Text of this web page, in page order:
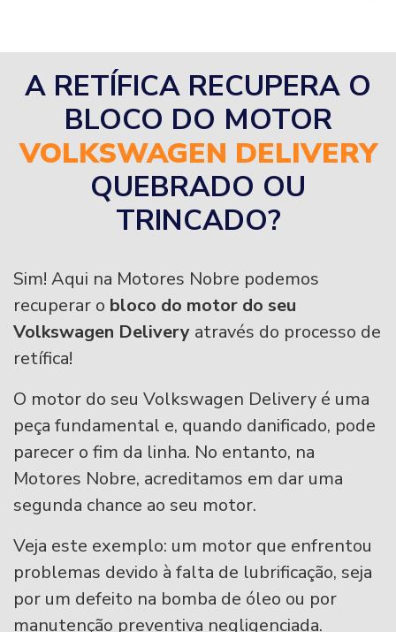
A RETÍFICA RECUPERA O
BLOCO DO MOTOR
VOLKSWAGEN DELIVERY
QUEBRADO OU
TRINCADO?
Sim! Aqui na Motores Nobre podemos
recuperar o bloco do motor do seu
Volkswagen Delivery através do processo de
retífica!
O motor do seu Volkswagen Delivery é uma
peça fundamental e, quando danificado, pode
parecer o fim da linha. No entanto, na
Motores Nobre, acreditamos em dar uma
segunda chance ao seu motor.
Veja este exemplo: um motor que enfrentou
problemas devido à falta de lubrificação, seja
por um defeito na bomba de óleo ou por
manutenção preventiva negligenciada.